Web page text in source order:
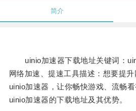
简介
uinio加速器下载地址关键词：
网络加速、提速工具描述：想要提
uinio加速器，让你畅快游戏、流畅
uinio加速器的下载地址及其优势。